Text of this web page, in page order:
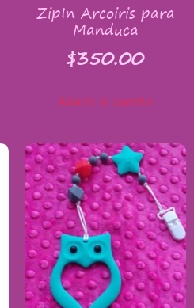
ZipIn Arcoiris para
Manduca
$350.00
Añadir al carrito